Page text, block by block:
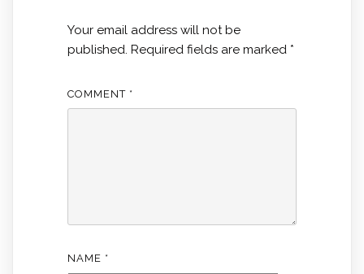
Your email address will not be
published. Required fields are marked *
COMMENT *
NAME *